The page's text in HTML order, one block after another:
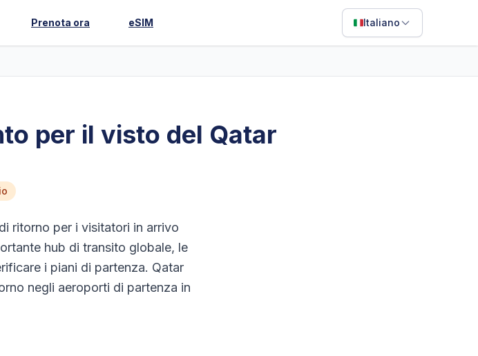
Prenota ora eSIM Italiano
per il visto del Qatar
ritorno per i visitatori in arrivo
hub di transito globale, le
i piani di partenza. Qatar
negli aeroporti di partenza in